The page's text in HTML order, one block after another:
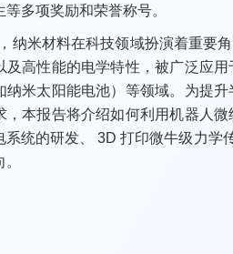
等多项奖励和荣誉称号。
纳米材料在科技领域扮演着重要
及高性能的电学特性，被广泛应
纳米太阳能电池）等领域。为提
，本报告将介绍如何利用机器人
系统的研发、 3D 打印微牛级力学